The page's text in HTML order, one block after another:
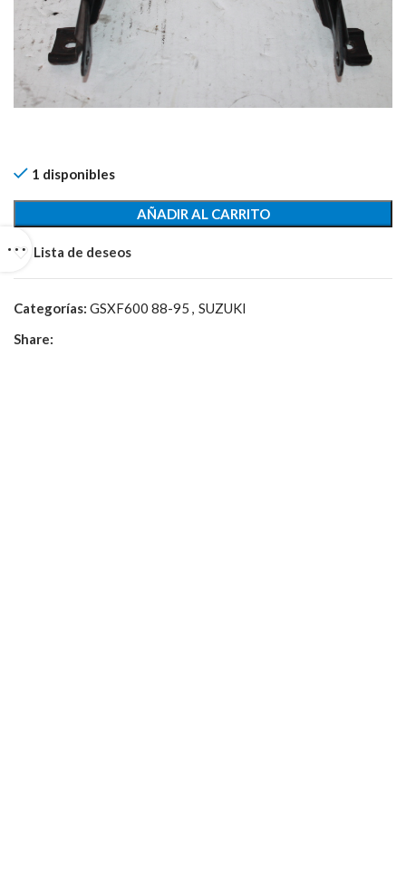
1 disponibles
AÑADIR AL CARRITO
Lista de deseos
Categorías: GSXF600 88-95 , SUZUKI
Share: